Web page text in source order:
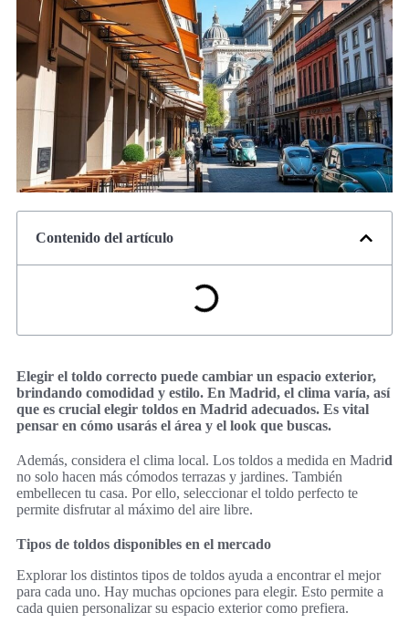
Contenido del artículo
Elegir el toldo correcto puede cambiar un espacio exterior,
brindando comodidad y estilo. En Madrid, el clima varía, así
que es crucial elegir toldos en Madrid adecuados. Es vital
pensar en cómo usarás el área y el look que buscas.
Además, considera el clima local. Los toldos a medida en Madrid
no solo hacen más cómodos terrazas y jardines. También
embellecen tu casa. Por ello, seleccionar el toldo perfecto te
permite disfrutar al máximo del aire libre.
Tipos de toldos disponibles en el mercado
Explorar los distintos tipos de toldos ayuda a encontrar el mejor
para cada uno. Hay muchas opciones para elegir. Esto permite a
cada quien personalizar su espacio exterior como prefiera.